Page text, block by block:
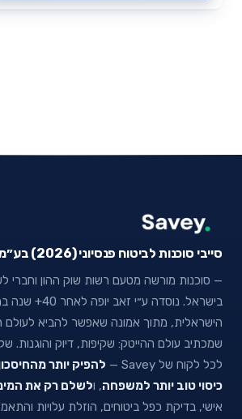
סייבי סוכנות לביטוח פנסיוני (2026) בע״מ
— סוכנות מורשה מטעם רשות שוק ההון וחברי
בישראל. נוסדה ע״י
הישראלית, מתוך אמונה שאפשר להביא
שמכתיב עולם ההייטק: שקיפות, דיוק והוגנות.
לכל לקוח של Savey —
להפיק יותר
כיסוי טוב יותר למשפחה, ולשלם רק את
אישי, בדיקת כפל ביטוחים, הוזלת עלויות